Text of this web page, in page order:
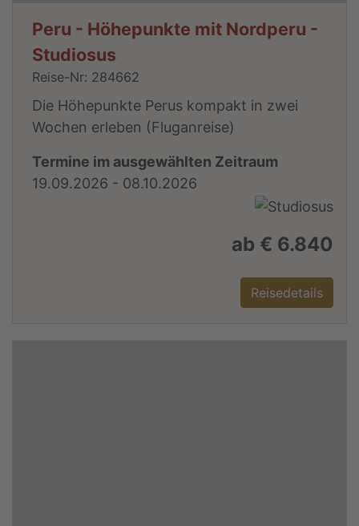
Peru - Höhepunkte mit Nordperu -
Studiosus
Reise-Nr: 284662
Die Höhepunkte Perus kompakt in zwei
Wochen erleben (Fluganreise)
Termine im ausgewählten Zeitraum
19.09.2026 - 08.10.2026
ab € 6.840
Reisedetails